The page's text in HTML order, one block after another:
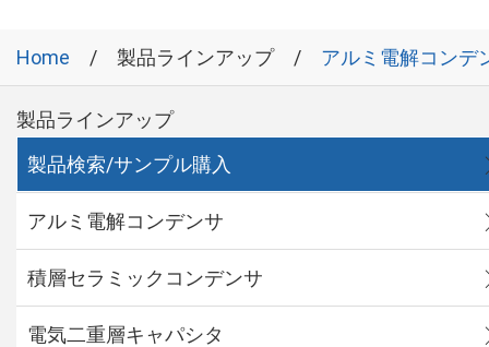
Home 製品ラインアップ アルミ電解コンデ
製品ラインアップ
製品検索/サンプル購入
アルミ電解コンデンサ
積層セラミックコンデンサ
電気二重層キャパシタ